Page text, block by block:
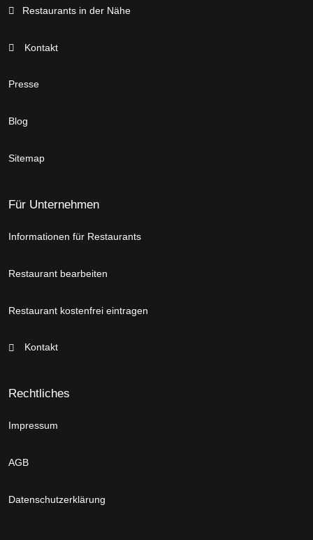
Restaurants in der Nähe
Kontakt
Presse
Blog
Sitemap
Für Unternehmen
Informationen für Restaurants
Restaurant bearbeiten
Restaurant kostenfrei eintragen
Kontakt
Rechtliches
Impressum
AGB
Datenschutzerklärung